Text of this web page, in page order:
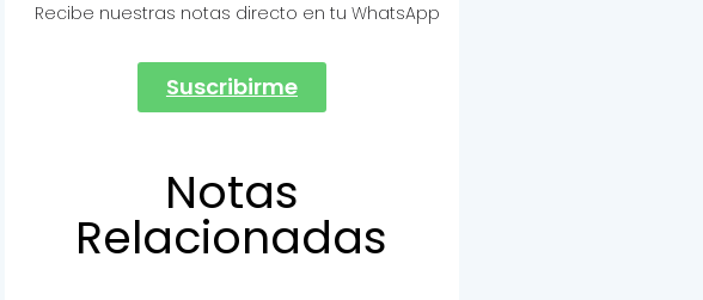
Recibe nuestras notas directo en tu WhatsApp
Suscribirme
Notas
Relacionadas